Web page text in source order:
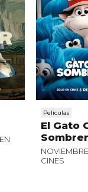
Películas
El Gato
CINES